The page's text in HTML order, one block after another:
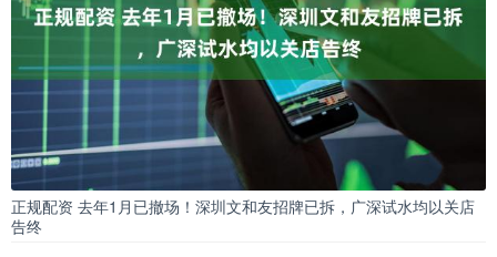
正规配资 去年1月已撤场！深圳文和友招牌已拆，广深试水均以关店
告终